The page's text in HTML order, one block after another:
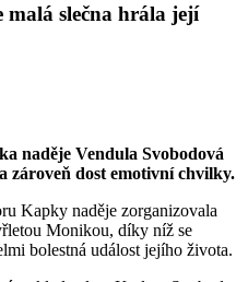
malá slečna hrála její
naděje Vendula Svobodová
zároveň dost emotivní chvilky.
Kapky naděje zorganizovala
Monikou, díky níž se
bolestná událost jejího života.